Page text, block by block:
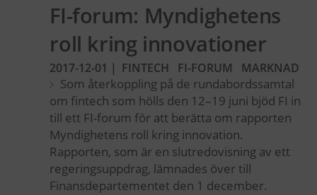
FI-forum: Myndighetens
roll kring innovationer
2017-12-01 | FINTECH FI-FORUM MARKNAD
Som återkoppling på de rundabordssamtal
om fintech som hölls den 12–19 juni bjöd FI in
till ett FI-forum för att berätta om rapporten
Myndighetens roll kring innovation.
Rapporten, som är en slutredovisning av ett
regeringsuppdrag, lämnades över till
Finansdepartementet den 1 december.